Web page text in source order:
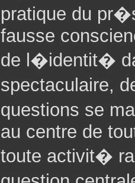
pratique du
fausse
de l�identit�
spectaculaire,
questions se
au centre de
toute activit�